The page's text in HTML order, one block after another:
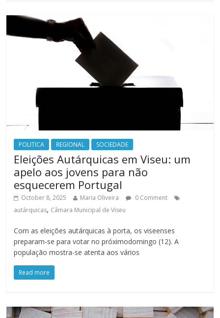
POLITICA REGIONAL SOCIEDADE
Eleições Autárquicas em Viseu: um
apelo aos jovens para não
esquecerem Portugal
October 8, 2025 Maria Oliveira
0 Comment
autárquicas, Câmara Municipal de Viseu
Com as eleições autárquicas à porta, os viseenses
preparam-se para votar no próximodomingo (12). A
população mostra-se atenta aos vários
Read more